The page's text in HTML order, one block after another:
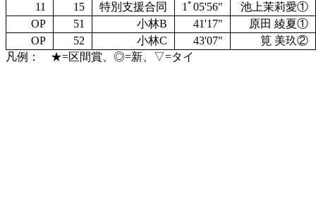
11
15 特別支援合同 1ﾟ05'56"
池上茉莉愛①
OP
51 小林B 41'17"
原田 綾夏①
OP
52 小林C 43'07"
筧 美玖②
凡例： ★=区間賞、◎=新、▽=タイ